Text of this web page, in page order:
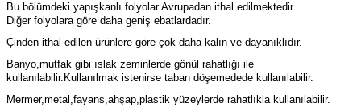
Bu bölümdeki yapışkanlı folyolar Avrupadan ithal edilmektedir.
Diğer folyolara göre daha geniş ebatlardadır.
Çinden ithal edilen ürünlere göre çok daha kalın ve dayanıklıdır.
Banyo,mutfak gibi ıslak zeminlerde gönül rahatlığı ile
kullanılabilir.Kullanılmak istenirse taban döşemedede kullanılabilir.
Mermer,metal,fayans,ahşap,plastik yüzeylerde rahatlıkla kullanılabilir.